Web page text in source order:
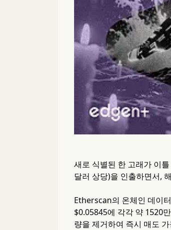
새로 식별된 한 고래가 이
달러 상당)을 인출하면서,
Etherscan의 온체인 데이
$0.05845에 각각 약 1520
량을 제거하여 즉시 매도